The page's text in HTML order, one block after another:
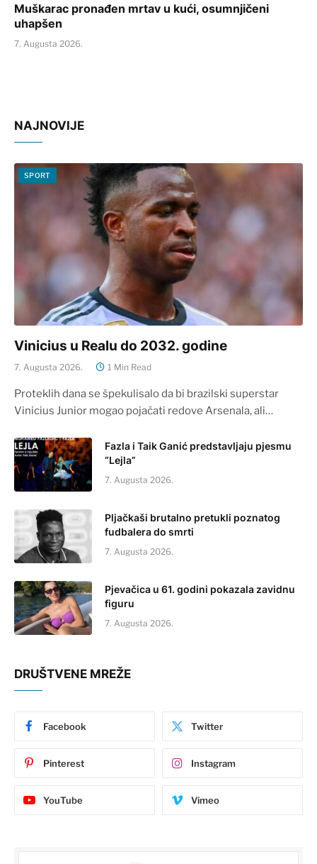
Muškarac pronađen mrtav u kući, osumnjičeni
uhapšen
7. Augusta 2026.
NAJNOVIJE
SPORT
Vinicius u Realu do 2032. godine
7. Augusta 2026. 1 Min Read
Proteklih dana se špekulisalo da bi brazilski superstar
Vinicius Junior mogao pojačati redove Arsenala, ali…
Fazla i Taik Ganić predstavljaju pjesmu
“Lejla”
7. Augusta 2026.
Pljačkaši brutalno pretukli poznatog
fudbalera do smrti
7. Augusta 2026.
Pjevačica u 61. godini pokazala zavidnu
figuru
7. Augusta 2026.
DRUŠTVENE MREŽE
Facebook Twitter
Pinterest Instagram
YouTube Vimeo